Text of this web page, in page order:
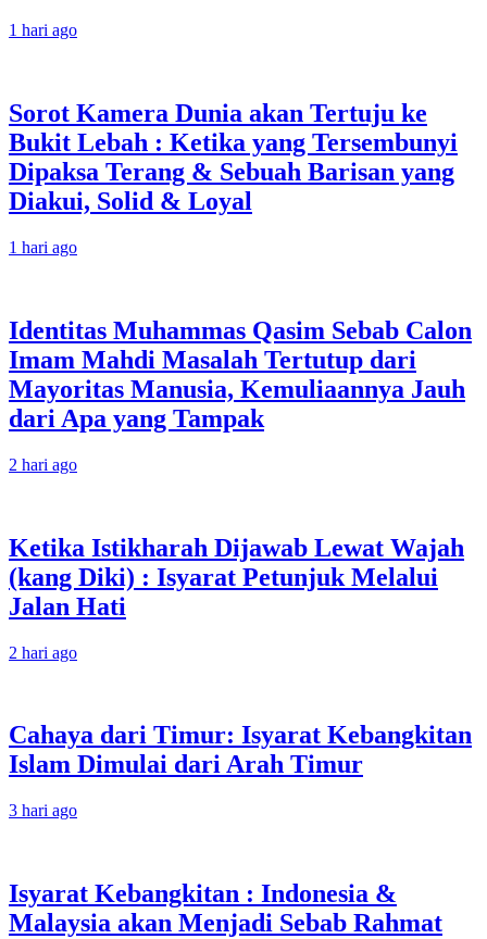
1 hari ago
Sorot Kamera Dunia akan Tertuju ke
Bukit Lebah : Ketika yang Tersembunyi
Dipaksa Terang & Sebuah Barisan yang
Diakui, Solid & Loyal
1 hari ago
Identitas Muhammas Qasim Sebab Calon
Imam Mahdi Masalah Tertutup dari
Mayoritas Manusia, Kemuliaannya Jauh
dari Apa yang Tampak
2 hari ago
Ketika Istikharah Dijawab Lewat Wajah
(kang Diki) : Isyarat Petunjuk Melalui
Jalan Hati
2 hari ago
Cahaya dari Timur: Isyarat Kebangkitan
Islam Dimulai dari Arah Timur
3 hari ago
Isyarat Kebangkitan : Indonesia &
Malaysia akan Menjadi Sebab Rahmat